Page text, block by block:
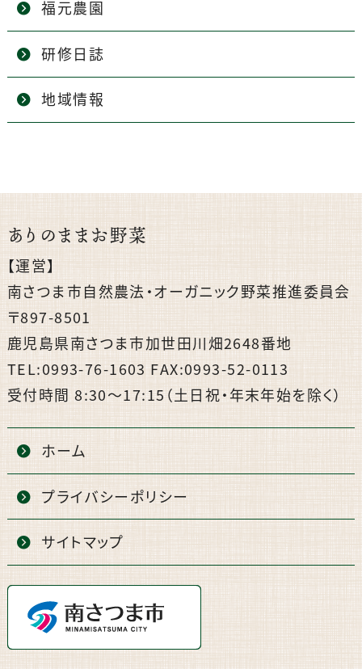
福元農園
研修日誌
地域情報
ありのままお野菜
【運営】
南さつま市自然農法・オーガニック野菜推進委員会
〒897-8501
鹿児島県南さつま市加世田川畑2648番地
TEL:0993-76-1603 FAX:0993-52-0113
受付時間 8:30〜17:15（土日祝・年末年始を除く）
ホーム
プライバシーポリシー
サイトマップ